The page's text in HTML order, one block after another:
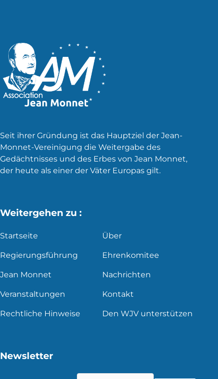
Seit ihrer Gründung ist das Hauptziel der Jean-
Monnet-Vereinigung die Weitergabe des
Gedächtnisses und des Erbes von Jean Monnet,
der heute als einer der Väter Europas gilt.
Weitergehen zu :
Startseite Über
Regierungsführung Ehrenkomitee
Jean Monnet Nachrichten
Veranstaltungen Kontakt
Rechtliche Hinweise Den WJV unterstützen
Newsletter